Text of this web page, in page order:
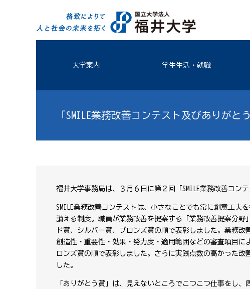
大学案内 学生生活・就職
「SMILE業務改善コンテスト及びありがと
福井大学事務局は、３月６日に第２回「SMILE業務改善コン
SMILE業務改善コンテストは、小さなことでも常に創意工夫
讃える制度。職員が業務改善を提案する「業務改善提案分野
ド賞、シルバー賞、ブロンズ賞の順で表彰しました。業務
創造性・重要性・効果・努力度・適用範囲などの審査項目
ロンズ賞の順で表彰しました。さらに実践点数の高かった
した。
「ありがとう賞」は、見えないところでこつこつ仕事をし